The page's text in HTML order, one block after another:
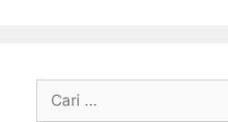
untuk: